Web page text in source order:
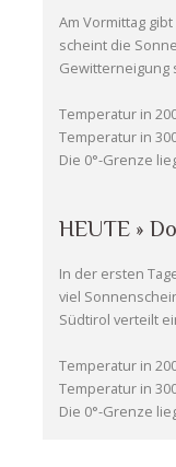
Am Vormittag
scheint die
Gewitterneigung
Temperatur in
Temperatur in
Die 0°-Grenze
HEUTE »
In der ersten
viel
Südtirol verteilt
Temperatur in
Temperatur in
Die 0°-Grenze